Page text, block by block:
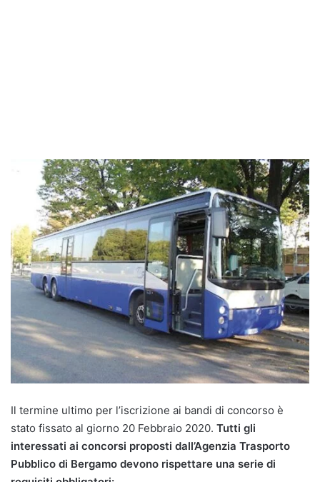
Il termine ultimo per l’iscrizione ai bandi di concorso è
stato fissato al giorno 20 Febbraio 2020. Tutti gli
interessati ai concorsi proposti dall’Agenzia Trasporto
Pubblico di Bergamo devono rispettare una serie di